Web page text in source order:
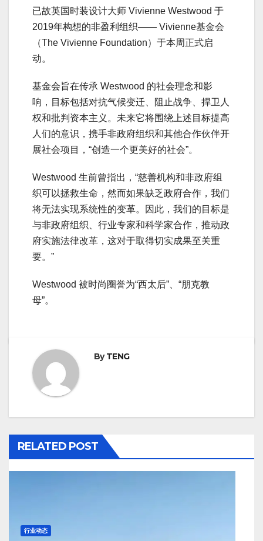
已故英国时装设计大师 Vivienne Westwood 于
2019年构想的非盈利组织—— Vivienne基金会
（The Vivienne Foundation）于本周正式启
动。
基金会旨在传承 Westwood 的社会理念和影
响，目标包括对抗气候变迁、阻止战争、捍卫人
权和批判资本主义。未来它将围绕上述目标提高
人们的意识，携手非政府组织和其他合作伙伴开
展社会项目，“创造一个更美好的社会”。
Westwood 生前曾指出，“慈善机构和非政府组
织可以拯救生命，然而如果缺乏政府合作，我们
将无法实现系统性的变革。因此，我们的目标是
与非政府组织、行业专家和科学家合作，推动政
府实施法律改革，这对于取得切实成果至关重
要。”
Westwood 被时尚圈誉为“西太后”、“朋克教
母”。
ByTENG
RELATED POST
行业动态